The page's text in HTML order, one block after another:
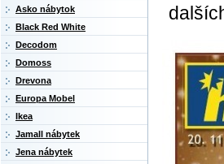
Asko nábytok
Black Red White
Decodom
Domoss
Drevona
Europa Mobel
Ikea
Jamall nábytek
Jena nábytek